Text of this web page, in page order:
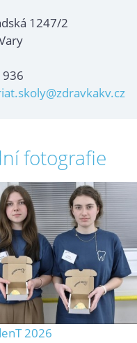
1247/2
fotografie
2026